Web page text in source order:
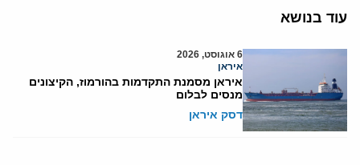
עוד בנושא
6 אוגוסט, 2026
איראן
איראן מסמנת התקדמות בהורמוז, הקיצונים
מנסים לבלום
דסק איראן